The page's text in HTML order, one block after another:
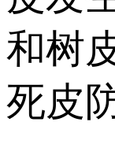
和树
死皮